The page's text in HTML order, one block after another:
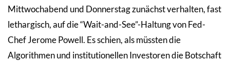
Mittwochabend und Donnerstag zunächst verhalten, fast
lethargisch, auf die “Wait-and-See”-Haltung von Fed-
Chef Jerome Powell. Es schien, als müssten die
Algorithmen und institutionellen Investoren die Botschaft